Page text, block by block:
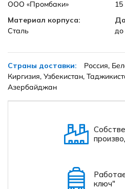
ООО «Промбаки»
15
Материал корпуса:
Сталь
до
Страны доставки:
Россия,
Киргизия, Узбекистан,
Азербайджан
ключ"